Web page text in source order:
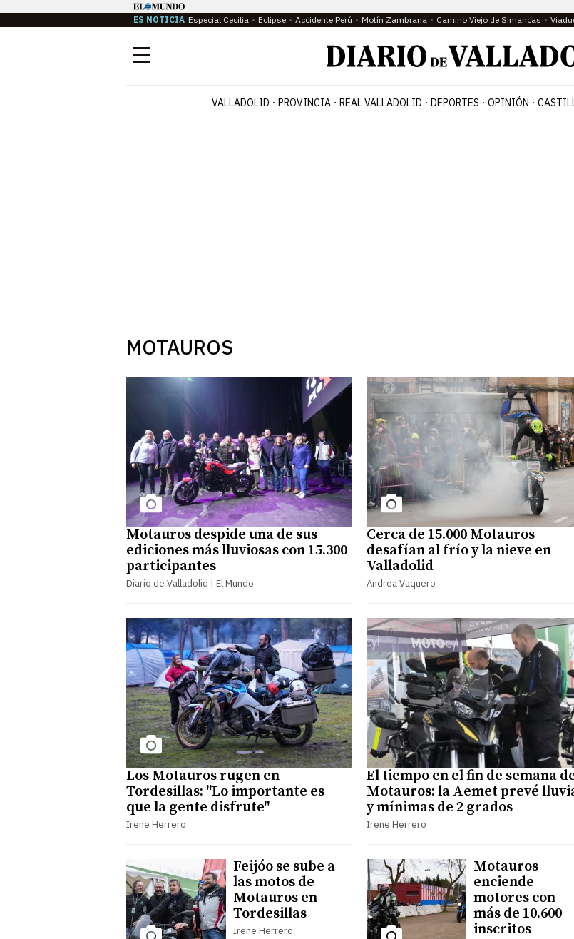
ES NOTICIA Especial Cecilia Eclipse Accidente Perú Motín Zambrana Camino Viejo de Simancas
Menú
VALLADOLID PROVINCIA REAL VALLADOLID DEPORTES OPINIÓN
MOTAUROS
Motauros despide una de sus
ediciones más lluviosas con 15.300
participantes
Diario de Valladolid | El Mundo
Cerca de 15.000 Motauros
desafían al frío y la nieve en
Valladolid
Andrea Vaquero
Los Motauros rugen en
Tordesillas: "Lo importante es
que la gente disfrute"
Irene Herrero
El tiempo en el fin de semana
Motauros: la Aemet prevé
y mínimas de 2 grados
Irene Herrero
Feijóo se sube a
las motos de
Motauros en
Tordesillas
Irene Herrero
Motauros
enciende
motores con
más de 10.600
inscritos